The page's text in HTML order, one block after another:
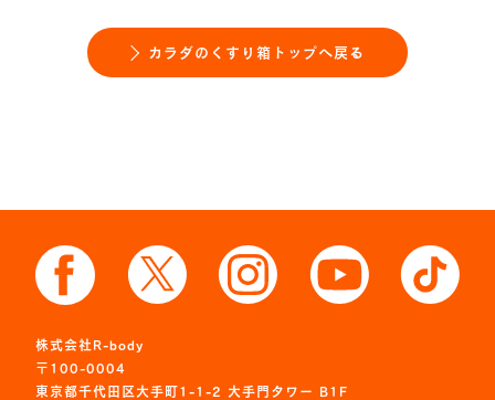
カラダのくすり箱トップへ戻る
株式会社R-body
〒100-0004
東京都千代田区大手町1-1-2 大手門タワー B1F